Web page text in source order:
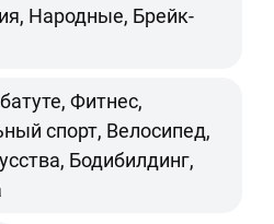
Народные, Брейк-
Фитнес,
спорт, Велосипед,
Бодибилдинг,